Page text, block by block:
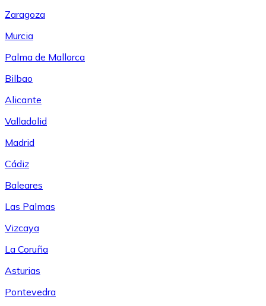
Zaragoza
Murcia
Palma de Mallorca
Bilbao
Alicante
Valladolid
Madrid
Cádiz
Baleares
Las Palmas
Vizcaya
La Coruña
Asturias
Pontevedra